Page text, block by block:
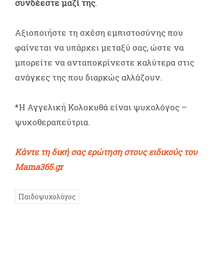
συνδέεστε μαζί της.
Αξιοποιήστε τη σχέση εμπιστοσύνης που
φαίνεται να υπάρχει μεταξύ σας, ώστε να
μπορείτε να ανταποκρίνεστε καλύτερα στις
ανάγκες της που διαρκώς αλλάζουν.
*Η Αγγελική Κολοκυθά είναι ψυχολόγος –
ψυχοθεραπεύτρια.
Κάντε τη δική σας ερώτηση στους ειδικούς του
Mama365.gr
Παιδοψυχολόγος